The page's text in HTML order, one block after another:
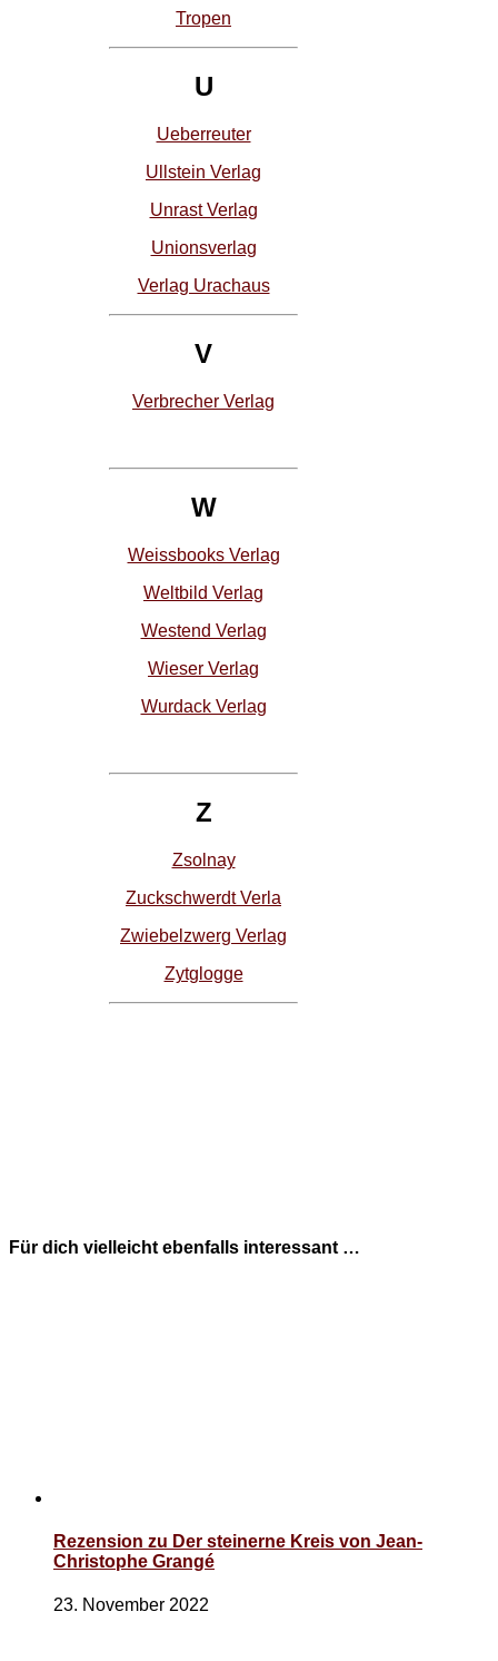
Tropen
U
Ueberreuter
Ullstein Verlag
Unrast Verlag
Unionsverlag
Verlag Urachaus
V
Verbrecher Verlag
W
Weissbooks Verlag
Weltbild Verlag
Westend Verlag
Wieser Verlag
Wurdack Verlag
Z
Zsolnay
Zuckschwerdt Verla
Zwiebelzwerg Verlag
Zytglogge
Für dich vielleicht ebenfalls interessant …
Rezension zu Der steinerne Kreis von Jean-
Christophe Grangé
23. November 2022